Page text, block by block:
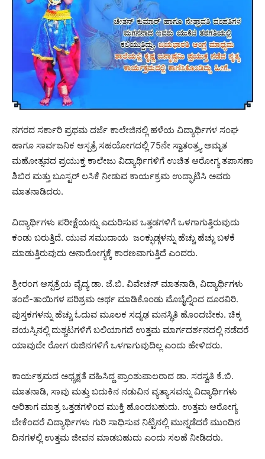
ನಗರದ ಸರ್ಕಾರಿ ಪ್ರಥಮ ದರ್ಜೆ ಕಾಲೇಜಿನಲ್ಲಿ ಹಳೆಯ ವಿದ್ಯಾರ್ಥಿಗಳ ಸಂಘ
ಹಾಗೂ ಸಾರ್ವಜನಿಕ ಆಸ್ಪತ್ರೆ ಸಹಯೋಗದಲ್ಲಿ 75ನೇ ಸ್ವಾತಂತ್ರ‍್ಯ ಅಮೃತ
ಮಹೋತ್ಸವದ ಪ್ರಯುಕ್ತ ಕಾಲೇಜು ವಿದ್ಯಾರ್ಥಿಗಳಿಗೆ ಉಚಿತ ಆರೋಗ್ಯ ತಪಾಸಣಾ
ಶಿಬಿರ ಮತ್ತು ಬೂಸ್ಟರ್ ಲಸಿಕೆ ನೀಡುವ ಕಾರ್ಯಕ್ರಮ ಉದ್ಘಾಟಿಸಿ ಅವರು
ಮಾತನಾಡಿದರು.
ವಿದ್ಯಾರ್ಥಿಗಳು ಪರೀಕ್ಷೆಯನ್ನು ಎದುರಿಸುವ ಒತ್ತಡಗಳಿಗೆ ಒಳಗಾಗುತ್ತಿರುವುದು
ಕಂಡು ಬರುತ್ತಿದೆ. ಯುವ ಸಮುದಾಯ ಜಂಕ್ಫುಡ್ಗಳನ್ನು ಹೆಚ್ಚು ಹೆಚ್ಚು ಬಳಕೆ
ಮಾಡುತ್ತಿರುವುದು ಅನಾರೋಗ್ಯಕ್ಕೆ ಕಾರಣವಾಗುತ್ತಿದೆ ಎಂದರು.
ಶ್ರೀರಂಗ ಆಸ್ಪತ್ರೆಯ ವೈದ್ಯ ಡಾ. ಜೆ.ಬಿ. ವಿವೇಚನ್ ಮಾತನಾಡಿ, ವಿದ್ಯಾರ್ಥಿಗಳು
ತಂದೆ-ತಾಯಿಗಳ ಪರಿಶ್ರಮ ಅರ್ಥ ಮಾಡಿಕೊಂಡು ಮೊಬೈಲ್ನಿಂದ ದೂರವಿರಿ.
ಪುಸ್ತಕಗಳನ್ನು ಹೆಚ್ಚು ಓದುವ ಮೂಲಕ ಸದೃಢ ಮನಸ್ಥಿತಿ ಹೊಂದಬೇಕು. ಚಿಕ್ಕ
ವಯಸ್ಸಿನಲ್ಲಿ ದುಶ್ಚಟಗಳಿಗೆ ಬಲಿಯಾಗದೆ ಉತ್ತಮ ಮಾರ್ಗದರ್ಶನದಲ್ಲಿ ನಡೆದರೆ
ಯಾವುದೇ ರೋಗ ರುಜಿನಗಳಿಗೆ ಒಳಗಾಗುವುದಿಲ್ಲ ಎಂದು ಹೇಳಿದರು.
ಕಾರ್ಯಕ್ರಮದ ಅಧ್ಯಕ್ಷತೆ ವಹಿಸಿದ್ದ ಪ್ರಾಂಶುಪಾಲರಾದ ಡಾ. ಸರಸ್ವತಿ ಕೆ.ಬಿ.
ಮಾತನಾಡಿ, ಸಾವು ಮತ್ತು ಬದುಕಿನ ನಡುವಿನ ವ್ಯತ್ಯಾಸವನ್ನು ವಿದ್ಯಾರ್ಥಿಗಳು
ಅರಿತಾಗ ಮಾತ್ರ ಒತ್ತಡಗಳಿಂದ ಮುಕ್ತಿ ಹೊಂದಬಹುದು. ಉತ್ತಮ ಆರೋಗ್ಯ
ಬೇಕೆಂದರೆ ವಿದ್ಯಾರ್ಥಿಗಳು ಗುರಿ ಸಾಧಿಸುವ ನಿಟ್ಟಿನಲ್ಲಿ ಮುನ್ನಡೆದರೆ ಮುಂದಿನ
ದಿನಗಳಲ್ಲಿ ಉತ್ತಮ ಜೀವನ ಮಾಡಬಹುದು ಎಂದು ಸಲಹೆ ನೀಡಿದರು.